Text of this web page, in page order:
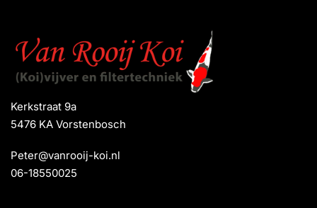
Kerkstraat 9a
5476 KA Vorstenbosch
Peter@vanrooij-koi.nl
06-18550025